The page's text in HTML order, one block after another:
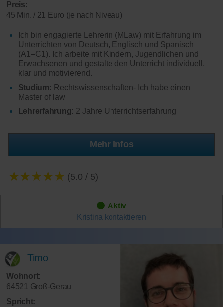
Preis:
45 Min. / 21 Euro (je nach Niveau)
Ich bin engagierte Lehrerin (MLaw) mit Erfahrung im
Unterrichten von Deutsch, Englisch und Spanisch
(A1–C1). Ich arbeite mit Kindern, Jugendlichen und
Erwachsenen und gestalte den Unterricht individuell,
klar und motivierend.
Studium: Rechtswissenschaften- Ich habe einen
Master of law
Lehrerfahrung: 2 Jahre Unterrichtserfahrung
Mehr Infos
★★★★★ (5.0 / 5)
Aktiv
Kristina kontaktieren
Timo
Wohnort:
64521 Groß-Gerau
Spricht: